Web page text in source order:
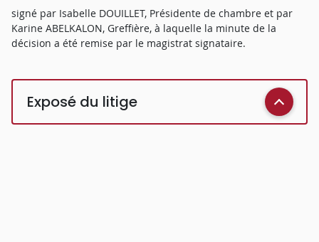
signé par Isabelle DOUILLET, Présidente de chambre et par
Karine ABELKALON, Greffière, à laquelle la minute de la
décision a été remise par le magistrat signataire.
Exposé du litige